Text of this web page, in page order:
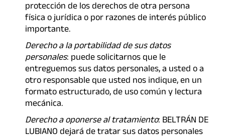
protección de los derechos de otra persona
física o jurídica o por razones de interés público
importante.
Derecho a la portabilidad de sus datos
personales: puede solicitarnos que le
entreguemos sus datos personales, a usted o a
otro responsable que usted nos indique, en un
formato estructurado, de uso común y lectura
mecánica.
Derecho a oponerse al tratamiento: BELTRÁN DE
LUBIANO dejará de tratar sus datos personales